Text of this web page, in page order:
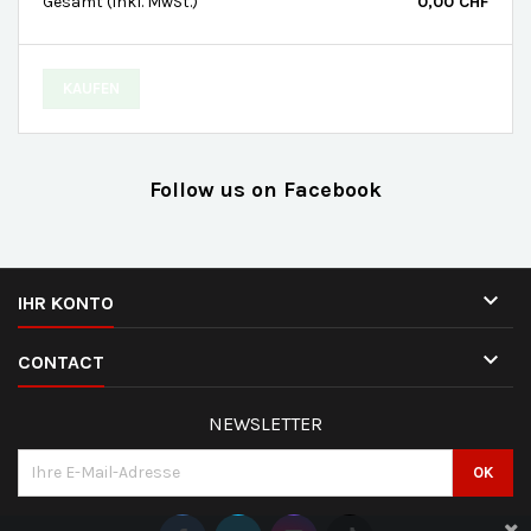
Follow us on Facebook
IHR KONTO 
CONTACT 
NEWSLETTER